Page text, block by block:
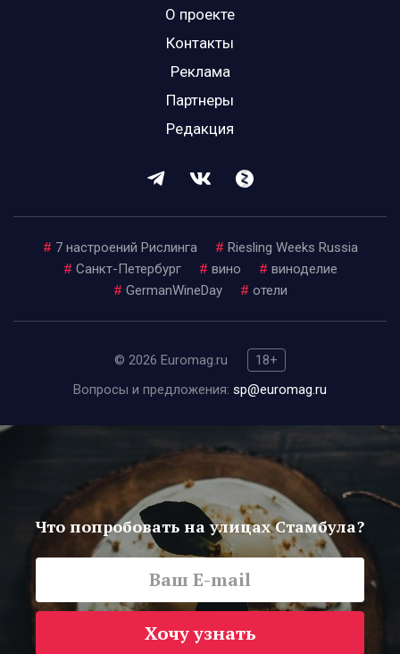
О проекте
Контакты
Реклама
Партнеры
Редакция
# 7 настроений Рислинга # Riesling Weeks Russia
# Санкт-Петербург # вино # виноделие
# GermanWineDay # отели
© 2026 Euromag.ru
18+
Вопросы и предложения: sp@euromag.ru
Что попробовать на улицах Стамбула?
Хочу узнать